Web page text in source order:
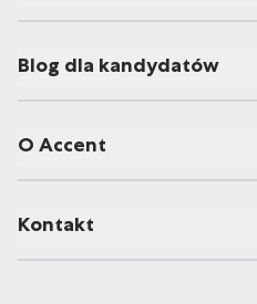
Blog dla kandydatów
O Accent
Kontakt